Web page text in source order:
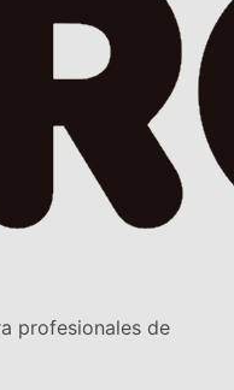
profesionales de